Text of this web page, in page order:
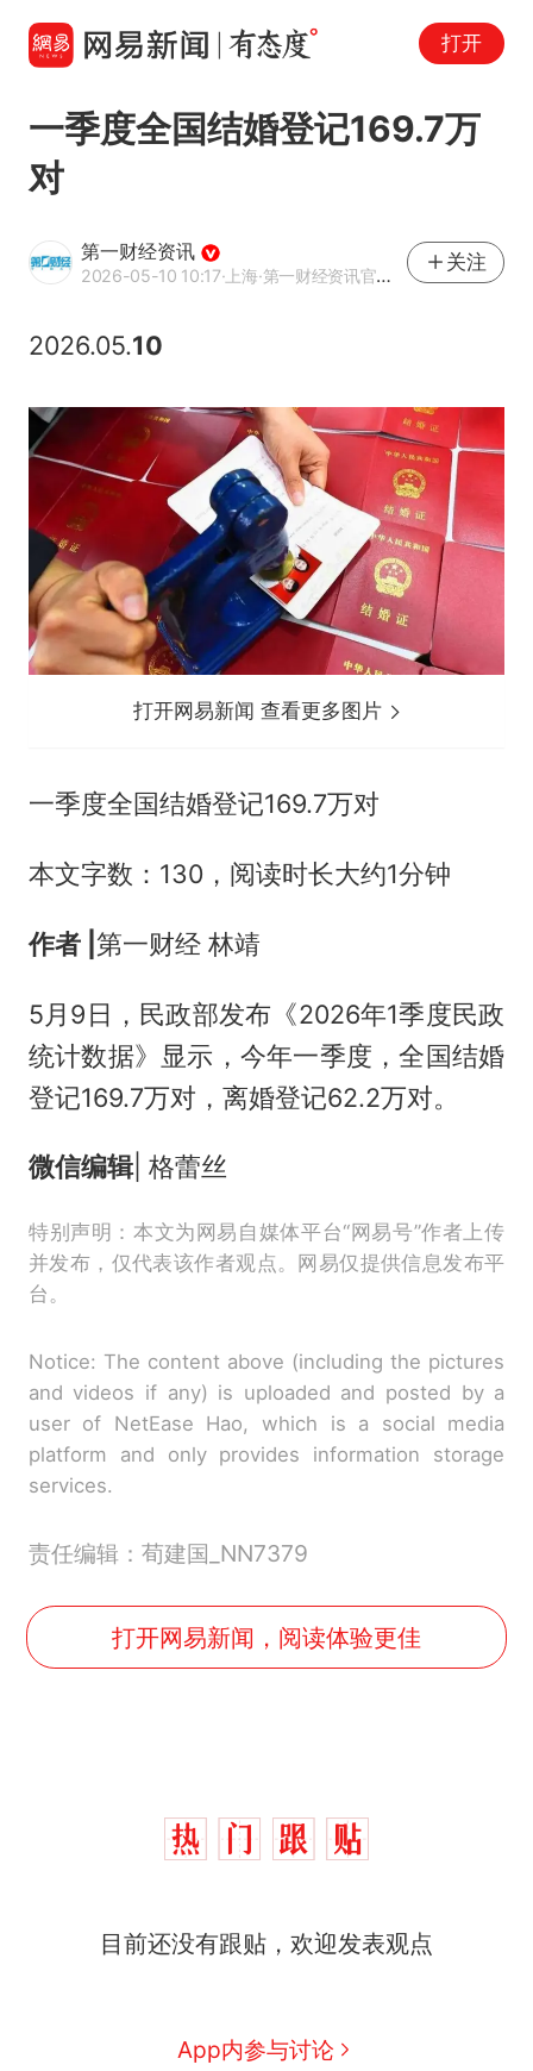
打开
一季度全国结婚登记169.7万
对
第一财经资讯
2026-05-10 10:17·上海·第一财经资讯官方网易号
关注
2026.05.10
打开网易新闻 查看更多图片
一季度全国结婚登记169.7万对
本文字数：130，阅读时长大约1分钟
作者 | 第一财经 林靖
5月9日，民政部发布《2026年1季度民政
统计数据》显示，今年一季度，全国结婚
登记169.7万对，离婚登记62.2万对。
微信编辑| 格蕾丝
特别声明：本文为网易自媒体平台“网易号”作者上传
并发布，仅代表该作者观点。网易仅提供信息发布平
台。
Notice: The content above (including the pictures
and videos if any) is uploaded and posted by a
user of NetEase Hao, which is a social media
platform and only provides information storage
services.
责任编辑：荀建国_NN7379
打开网易新闻，阅读体验更佳
目前还没有跟贴，欢迎发表观点
App内参与讨论